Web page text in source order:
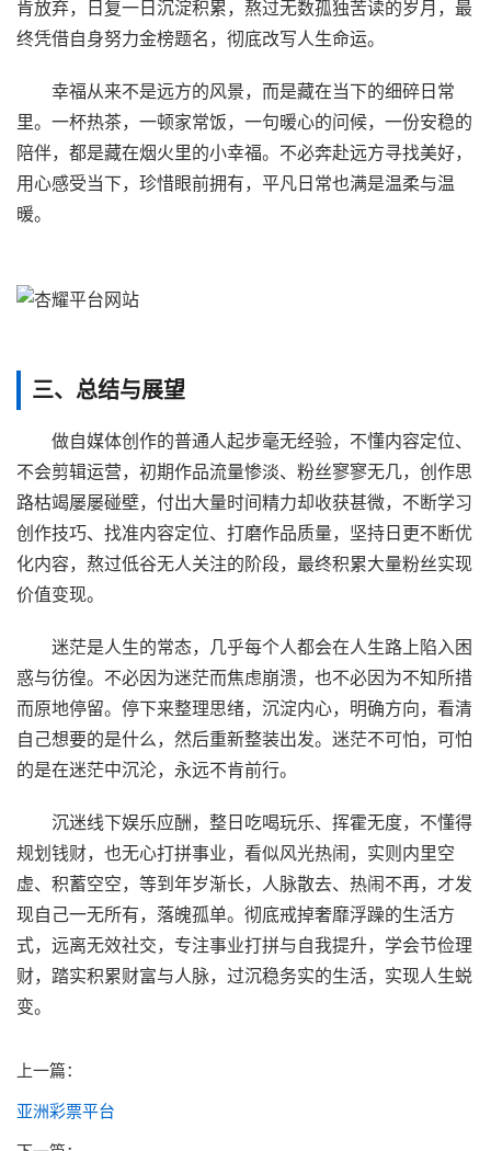
肯放弃，日复一日沉淀积累，熬过无数孤独苦读的岁月，最
终凭借自身努力金榜题名，彻底改写人生命运。
幸福从来不是远方的风景，而是藏在当下的细碎日常
里。一杯热茶，一顿家常饭，一句暖心的问候，一份安稳的
陪伴，都是藏在烟火里的小幸福。不必奔赴远方寻找美好，
用心感受当下，珍惜眼前拥有，平凡日常也满是温柔与温
暖。
三、总结与展望
做自媒体创作的普通人起步毫无经验，不懂内容定位、
不会剪辑运营，初期作品流量惨淡、粉丝寥寥无几，创作思
路枯竭屡屡碰壁，付出大量时间精力却收获甚微，不断学习
创作技巧、找准内容定位、打磨作品质量，坚持日更不断优
化内容，熬过低谷无人关注的阶段，最终积累大量粉丝实现
价值变现。
迷茫是人生的常态，几乎每个人都会在人生路上陷入困
惑与彷徨。不必因为迷茫而焦虑崩溃，也不必因为不知所措
而原地停留。停下来整理思绪，沉淀内心，明确方向，看清
自己想要的是什么，然后重新整装出发。迷茫不可怕，可怕
的是在迷茫中沉沦，永远不肯前行。
沉迷线下娱乐应酬，整日吃喝玩乐、挥霍无度，不懂得
规划钱财，也无心打拼事业，看似风光热闹，实则内里空
虚、积蓄空空，等到年岁渐长，人脉散去、热闹不再，才发
现自己一无所有，落魄孤单。彻底戒掉奢靡浮躁的生活方
式，远离无效社交，专注事业打拼与自我提升，学会节俭理
财，踏实积累财富与人脉，过沉稳务实的生活，实现人生蜕
变。
上一篇：
亚洲彩票平台